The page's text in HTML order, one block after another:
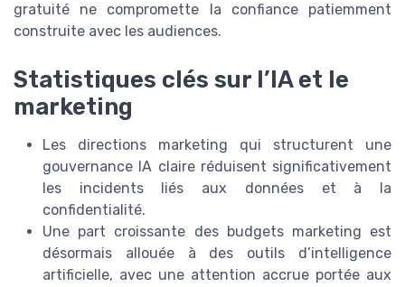
gratuité ne compromette la confiance patiemment
construite avec les audiences.
Statistiques clés sur l’IA et le
marketing
Les directions marketing qui structurent une
gouvernance IA claire réduisent significativement
les incidents liés aux données et à la
confidentialité.
Une part croissante des budgets marketing est
désormais allouée à des outils d’intelligence
artificielle, avec une attention accrue portée aux